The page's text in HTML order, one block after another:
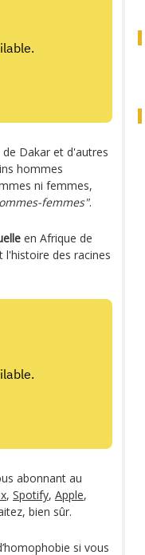
Dakar et d'autres
hommes
ni femmes,
femmes".
en Afrique de
l'histoire des racines
abonnant au
, Spotify, Apple,
bien sûr.
si vous